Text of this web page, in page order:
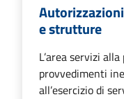
e strutture
L’area servizi
provvedimenti
all’esercizio di